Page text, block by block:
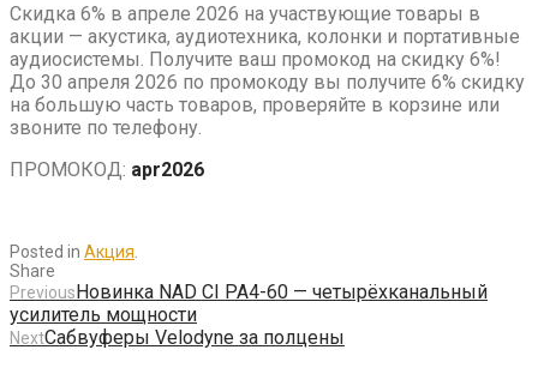
Скидка 6% в апреле 2026 на участвующие товары в
акции — акустика, аудиотехника, колонки и портативные
аудиосистемы. Получите ваш промокод на скидку 6%!
До 30 апреля 2026 по промокоду вы получите 6% скидку
на большую часть товаров, проверяйте в корзине или
звоните по телефону.
ПРОМОКОД: apr2026
Posted in Акция
Share
PreviousНовинка NAD CI PA4-60 — четырёхканальный
усилитель мощности
NextСабвуферы Velodyne за полцены